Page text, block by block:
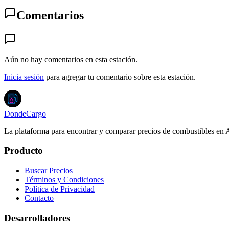
Comentarios
Aún no hay comentarios en esta estación.
Inicia sesión para agregar tu comentario sobre esta estación.
DondeCargo
La plataforma para encontrar y comparar precios de combustibles en
Producto
Buscar Precios
Términos y Condiciones
Política de Privacidad
Contacto
Desarrolladores